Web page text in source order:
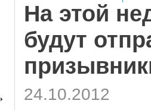
На этой
будут
24.10.2012